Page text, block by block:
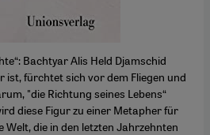
Bachtyar Alis Held Djamschid
ist, fürchtet sich vor dem Fliegen und
"die Richtung seines Lebens“
diese Figur zu einer Metapher für
die in den letzten Jahrzehnten